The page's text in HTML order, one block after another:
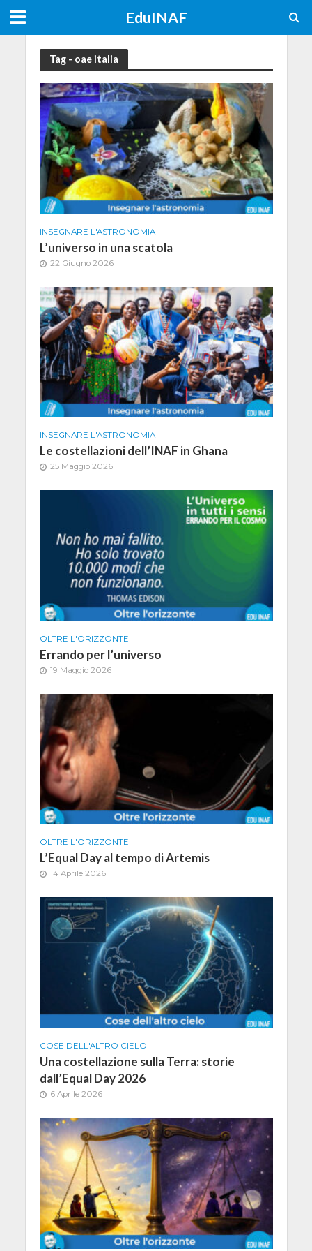
EduINAF
Tag - oae italia
INSEGNARE L'ASTRONOMIA
L’universo in una scatola
22 Giugno 2026
INSEGNARE L'ASTRONOMIA
Le costellazioni dell’INAF in Ghana
25 Maggio 2026
OLTRE L'ORIZZONTE
Errando per l’universo
19 Maggio 2026
OLTRE L'ORIZZONTE
L’Equal Day al tempo di Artemis
14 Aprile 2026
COSE DELL'ALTRO CIELO
Una costellazione sulla Terra: storie
dall’Equal Day 2026
6 Aprile 2026